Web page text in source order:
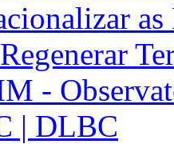
-
| DLBC